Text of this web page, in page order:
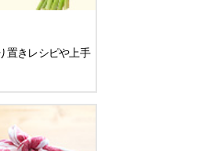
置きレシピや上手